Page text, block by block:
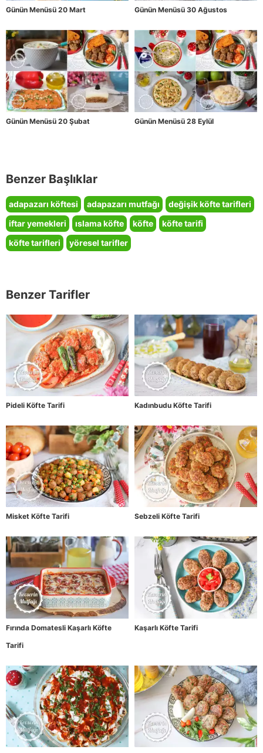
Günün Menüsü 20 Mart Günün Menüsü 30 Ağustos
Günün Menüsü 20 Şubat Günün Menüsü 28 Eylül
Benzer Başlıklar
adapazarı köftesi adapazarı mutfağı
değişik köfte tarifleri
iftar yemekleri
ıslama köfte köfte
köfte tarifi
köfte tarifleri
yöresel tarifler
Benzer Tarifler
Pideli Köfte Tarifi Kadınbudu Köfte Tarifi
Misket Köfte Tarifi Sebzeli Köfte Tarifi
Fırında Domatesli Kaşarlı Köfte
Tarifi
Kaşarlı Köfte Tarifi